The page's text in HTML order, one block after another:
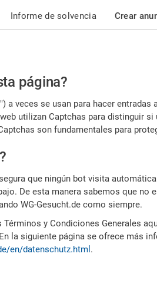
Informe de solvencia Crear
página?
a veces se usan para hacer entradas
utilizan Captchas para distinguir si
son fundamentales para
que ningún bot visita
De esta manera sabemos que no
WG-Gesucht.de como siempre.
Términos y Condiciones Generales
la siguiente página se ofrece más
en/datenschutz.html .